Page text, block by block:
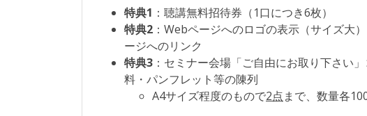
特典1 ：聴講無料招待券（1口につき6枚）
特典2 ：Webページへのロゴの表示（サイズ大
ージへのリンク
特典3 ：セミナー会場「ご自由にお取り下さい
料・パンフレット等の陳列
A4サイズ程度のもので2点まで、数量各